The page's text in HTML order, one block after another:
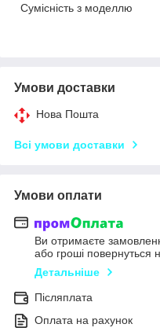
Сумісність з моделлю
Умови доставки
Нова Пошта
Всі умови доставки
Умови оплати
Ви отримаєте
або гроші повернуться
Детальніше
Післяплата
Оплата на рахунок